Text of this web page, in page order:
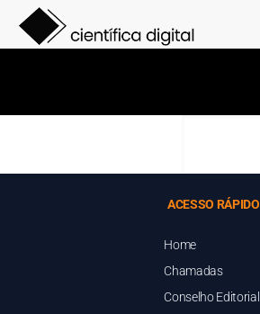
ACESSO RÁPIDO
Home
Chamadas
Conselho Editorial